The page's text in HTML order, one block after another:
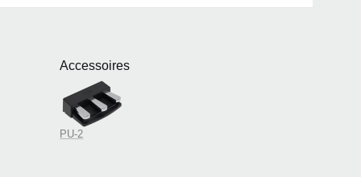
Accessoires
PU-2